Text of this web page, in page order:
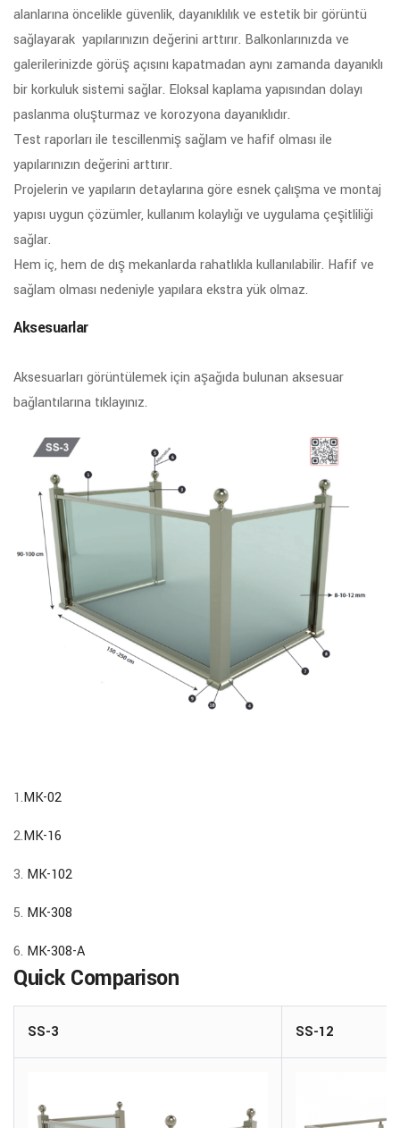
alanlarına öncelikle güvenlik, dayanıklılık ve estetik bir görüntü
sağlayarak yapılarınızın değerini arttırır. Balkonlarınızda ve
galerilerinizde görüş açısını kapatmadan aynı zamanda dayanıklı
bir korkuluk sistemi sağlar. Eloksal kaplama yapısından dolayı
paslanma oluşturmaz ve korozyona dayanıklıdır.
Test raporları ile tescillenmiş sağlam ve hafif olması ile
yapılarınızın değerini arttırır.
Projelerin ve yapıların detaylarına göre esnek çalışma ve montaj
yapısı uygun çözümler, kullanım kolaylığı ve uygulama çeşitliliği
sağlar.
Hem iç, hem de dış mekanlarda rahatlıkla kullanılabilir. Hafif ve
sağlam olması nedeniyle yapılara ekstra yük olmaz.
Aksesuarlar
Aksesuarları görüntülemek için aşağıda bulunan aksesuar
bağlantılarına tıklayınız.
1.MK-02
2.MK-16
3. MK-102
5. MK-308
6. MK-308-A
Quick Comparison
SS-3 SS-12